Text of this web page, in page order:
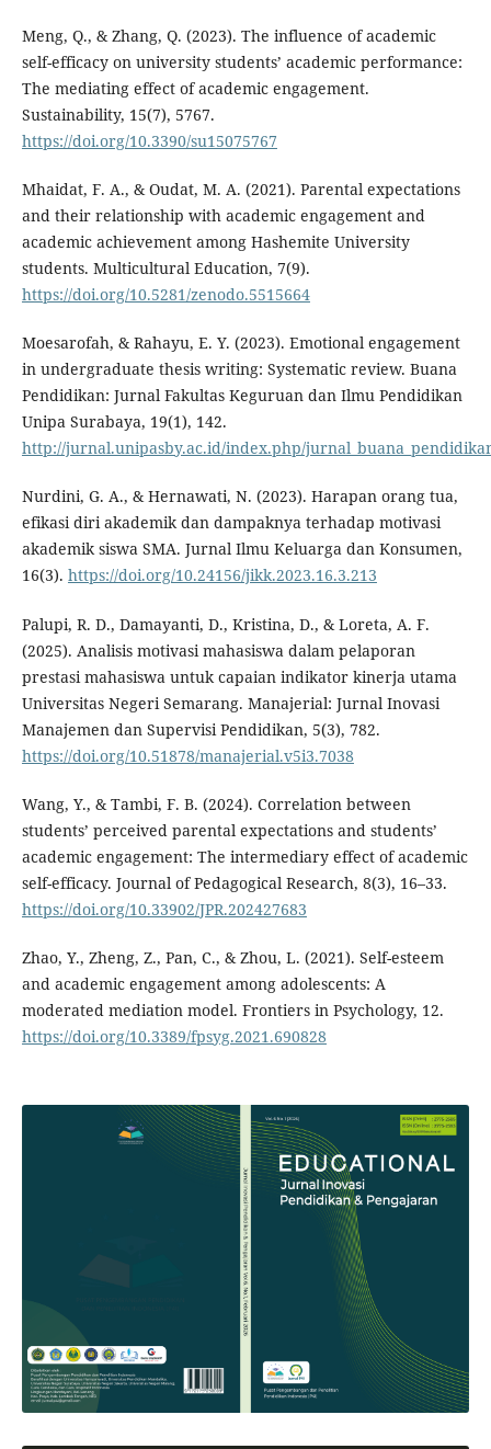
Meng, Q., & Zhang, Q. (2023). The influence of academic
self-efficacy on university students’ academic performance:
The mediating effect of academic engagement.
Sustainability, 15(7), 5767.
https://doi.org/10.3390/su15075767
Mhaidat, F. A., & Oudat, M. A. (2021). Parental expectations
and their relationship with academic engagement and
academic achievement among Hashemite University
students. Multicultural Education, 7(9).
https://doi.org/10.5281/zenodo.5515664
Moesarofah, & Rahayu, E. Y. (2023). Emotional engagement
in undergraduate thesis writing: Systematic review. Buana
Pendidikan: Jurnal Fakultas Keguruan dan Ilmu Pendidikan
Unipa Surabaya, 19(1), 142.
http://jurnal.unipasby.ac.id/index.php/
Nurdini, G. A., & Hernawati, N. (2023). Harapan orang tua,
efikasi diri akademik dan dampaknya terhadap motivasi
akademik siswa SMA. Jurnal Ilmu Keluarga dan Konsumen,
16(3). https://doi.org/10.24156/jikk.2023.16.3.213
Palupi, R. D., Damayanti, D., Kristina, D., & Loreta, A. F.
(2025). Analisis motivasi mahasiswa dalam pelaporan
prestasi mahasiswa untuk capaian indikator kinerja utama
Universitas Negeri Semarang. Manajerial: Jurnal Inovasi
Manajemen dan Supervisi Pendidikan, 5(3), 782.
https://doi.org/10.51878/manajerial.v5i3.7038
Wang, Y., & Tambi, F. B. (2024). Correlation between
students’ perceived parental expectations and students’
academic engagement: The intermediary effect of academic
self-efficacy. Journal of Pedagogical Research, 8(3), 16–33.
https://doi.org/10.33902/JPR.202427683
Zhao, Y., Zheng, Z., Pan, C., & Zhou, L. (2021). Self-esteem
and academic engagement among adolescents: A
moderated mediation model. Frontiers in Psychology, 12.
https://doi.org/10.3389/fpsyg.2021.690828